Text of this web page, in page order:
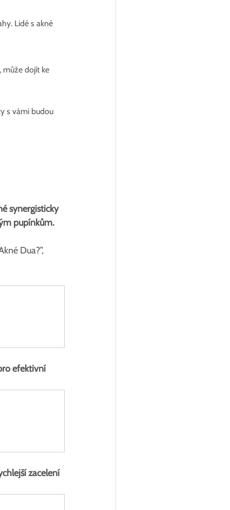
Lidé s akné
může dojít ke
s vámi budou
synergisticky
pupínkům.
Dua?”,
efektivní
zacelení